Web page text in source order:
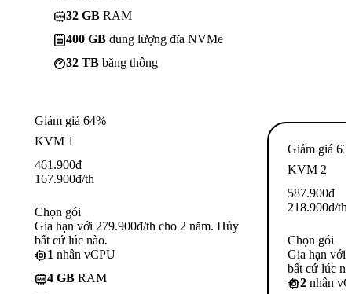
32 GB RAM
400 GB dung lượng đĩa NVMe
32 TB băng thông
Giảm giá 64%
KVM 1
461.900đ
167.900đ/th
Chọn gói
Gia hạn với 279.900đ/th cho 2 năm. Hủy
bất cứ lúc nào.
1 nhân vCPU
4 GB RAM
Giảm giá
KVM 2
587.900đ
218.900đ/th
Chọn gói
Gia hạn với
bất cứ lúc
2 nhân